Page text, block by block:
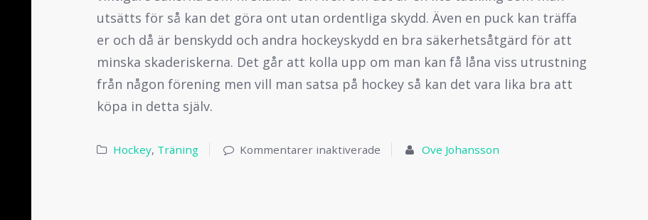
utsätts för så kan det göra ont utan ordentliga skydd. Även en puck kan träffa
er och då är benskydd och andra hockeyskydd en bra säkerhetsåtgärd för att
minska skaderiskerna. Det går att kolla upp om man kan få låna viss utrustning
från någon förening men vill man satsa på hockey så kan det vara lika bra att
köpa in detta själv.
Hockey, Träning Kommentarer inaktiverade Ove Johansson